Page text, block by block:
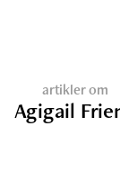
artikler om
Agigail